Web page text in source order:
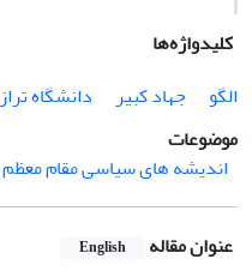
کلیدواژه‌ها
الگو
جهاد کبیر
دانشگاه
موضوعات
اندیشه های سیاسی مقام
عنوان مقاله English